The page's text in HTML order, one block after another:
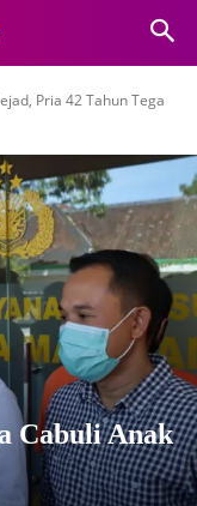
Pria 42 Tahun Tega
Cabuli Anak